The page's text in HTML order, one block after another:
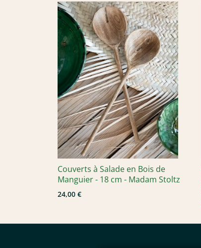
Couverts à Salade en Bois de
Manguier - 18 cm - Madam Stoltz
24,00 €